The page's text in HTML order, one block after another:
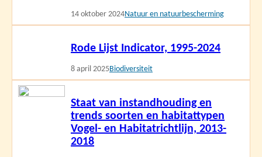
14 oktober 2024Natuur en natuurbescherming
Rode Lijst Indicator, 1995-2024
8 april 2025Biodiversiteit
Staat van instandhouding en
trends soorten en habitattypen
Vogel- en Habitatrichtlijn, 2013-
2018
Lees